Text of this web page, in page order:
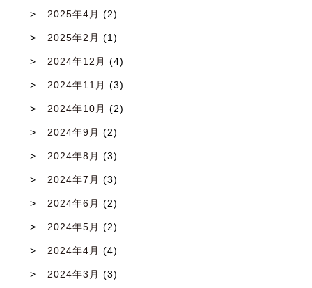
2025年4月 (2)
2025年2月 (1)
2024年12月 (4)
2024年11月 (3)
2024年10月 (2)
2024年9月 (2)
2024年8月 (3)
2024年7月 (3)
2024年6月 (2)
2024年5月 (2)
2024年4月 (4)
2024年3月 (3)